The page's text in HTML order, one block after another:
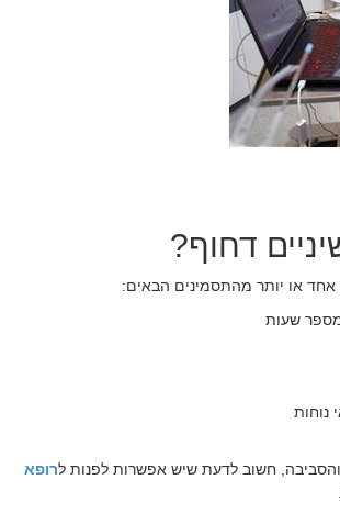
דחוף?
אחד או יותר מהתסמינים הבאים:
שעות
נוחות
חשוב לדעת שיש אפשרות לפנות לרופא